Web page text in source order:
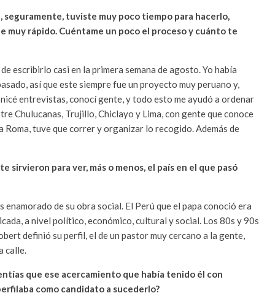
tuviste muy poco tiempo para hacerlo,
muy rápido. Cuéntame un poco el proceso y cuánto te
escribirlo casi en la primera semana de agosto. Yo había
así que este siempre fue un proyecto muy peruano y,
entrevistas, conocí gente, y todo esto me ayudó a ordenar
Chulucanas, Trujillo, Chiclayo y Lima, con gente que conoce
tuve que correr y organizar lo recogido. Además de
sirvieron para ver, más o menos, el país en el que pasó
de su obra social. El Perú que el papa conoció era
a nivel político, económico, cultural y social. Los 80s y 90s
definió su perfil, el de un pastor muy cercano a la gente,
calle.
que ese acercamiento que había tenido él con
como candidato a sucederlo?